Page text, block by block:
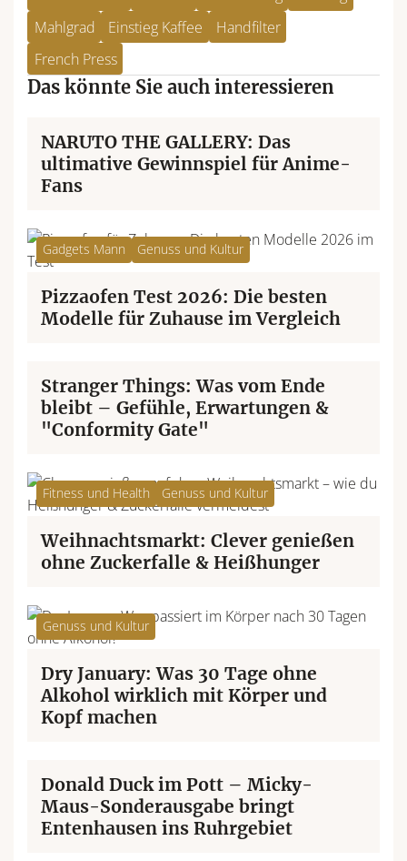
Mahlgrad
Einstieg Kaffee
Handfilter
French Press
Das könnte Sie auch interessieren
Reisen und Erleben Genuss und Kultur
NARUTO THE GALLERY: Das
ultimative Gewinnspiel für Anime-
Fans
Gadgets Mann Genuss und Kultur
Pizzaofen Test 2026: Die besten
Modelle für Zuhause im Vergleich
Stranger Things: Was vom Ende
bleibt – Gefühle, Erwartungen &
"Conformity Gate"
Fitness und Health Genuss und Kultur
Weihnachtsmarkt: Clever genießen
ohne Zuckerfalle & Heißhunger
Genuss und Kultur
Dry January: Was 30 Tage ohne
Alkohol wirklich mit Körper und
Kopf machen
Donald Duck im Pott – Micky-
Maus-Sonderausgabe bringt
Entenhausen ins Ruhrgebiet